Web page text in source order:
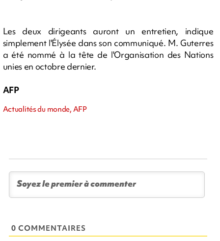
Les deux dirigeants auront un entretien, indique
simplement l'Élysée dans son communiqué. M. Guterres
a été nommé à la tête de l'Organisation des Nations
unies en octobre dernier.
AFP
Actualités du monde, AFP
0 COMMENTAIRES